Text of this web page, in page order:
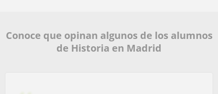
Conoce que opinan algunos de los alumnos
de Historia en Madrid